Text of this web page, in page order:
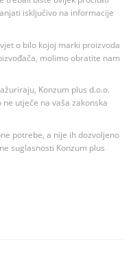
isključivo na informacije
o bilo kojoj marki proizvoda
molimo obratite nam
Konzum plus d.o.o.
utječe na vaša zakonska
potrebe, a nije ih dozvoljeno
suglasnosti Konzum plus